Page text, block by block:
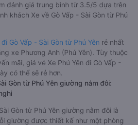
đánh giá trung bình từ 3.5/5 dựa trên
khách Xe về Gò Vấp - Sài Gòn từ Phú
Gò Vấp - Sài Gòn từ Phú Yên rẻ nhất
xe Phương Anh (Phú Yên). Tùy thuộc
mãi, giá vé Xe Phú Yên đi Gò Vấp -
có thể sẽ rẻ hơn.
Gòn từ Phú Yên giường nằm đôi:
Gòn từ Phú Yên giường nằm đôi là
giường được thiết kế như một phòng